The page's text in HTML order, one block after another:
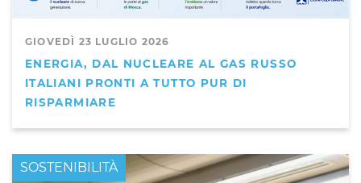
GIOVEDÌ 23 LUGLIO 2026
ENERGIA, DAL NUCLEARE AL GAS RUSSO
ITALIANI PRONTI A TUTTO PUR DI
RISPARMIARE
PRIMO PIANO
SOSTENIBILITÀ